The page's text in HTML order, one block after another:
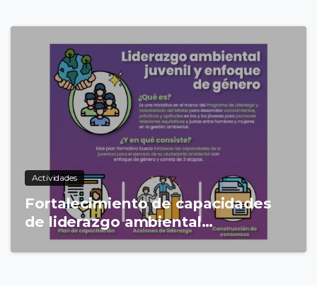
Actividades
Fortalecimiento de capacidades
de liderazgo ambiental…